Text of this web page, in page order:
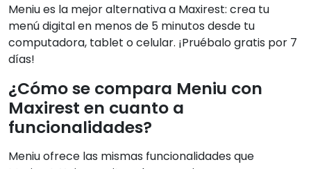
Meniu es la mejor alternativa a Maxirest: crea tu
menú digital en menos de 5 minutos desde tu
computadora, tablet o celular. ¡Pruébalo gratis por 7
días!
¿Cómo se compara Meniu con
Maxirest en cuanto a
funcionalidades?
Meniu ofrece las mismas funcionalidades que